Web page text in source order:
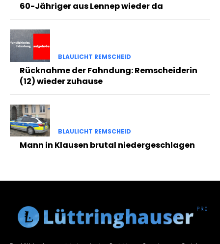
60-Jähriger aus Lennep wieder da
BLAULICHT REMSCHEID
Rücknahme der Fahndung: Remscheiderin
(12) wieder zuhause
BLAULICHT REMSCHEID
Mann in Klausen brutal niedergeschlagen